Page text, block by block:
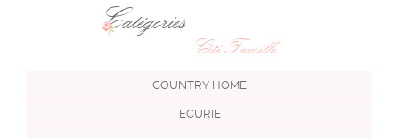
Catégories
Côté Famille
COUNTRY HOME
ECURIE